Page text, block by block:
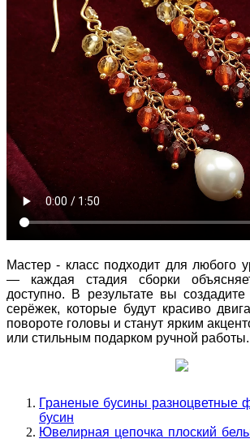
Мастер - класс подходит для любого
— каждая стадия сборки
доступно. В результате вы
серёжек, которые будут красиво
повороте головы и станут ярким
или стильным подарком ручной работы.
Граненые бусины разноцветные
бусин
Ювелирная цепочка плоский